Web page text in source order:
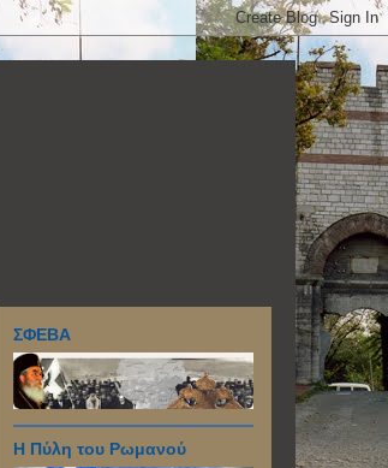
ΣΦΕΒΑ
Η Πύλη του Ρωμανού